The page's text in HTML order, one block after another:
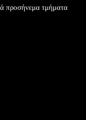
προσήνεμα τμήματα